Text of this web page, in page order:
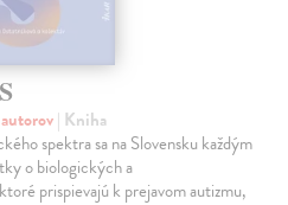
| Kniha
spektra sa na Slovensku každým
o biologických a
prispievajú k prejavom autizmu,